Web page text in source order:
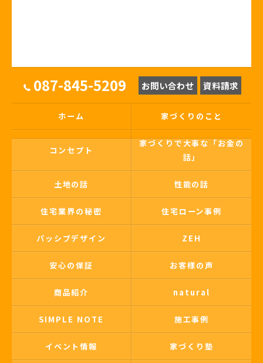
087-845-5209 お問い合わせ 資料請求
ホーム 家づくりのこと
コンセプト
家づくりで大事な「お金の
話」
土地の話 性能の話
住宅業界の秘密 住宅ローン事例
パッシブデザイン ZEH
安心の保証 お客様の声
商品紹介 natural
SIMPLE NOTE 施工事例
イベント情報 家づくり塾